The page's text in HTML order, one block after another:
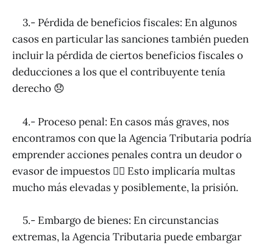
3.- Pérdida de beneficios fiscales: En algunos
casos en particular las sanciones también pueden
incluir la pérdida de ciertos beneficios fiscales o
deducciones a los que el contribuyente tenía
derecho 😞
4.- Proceso penal: En casos más graves, nos
encontramos con que la Agencia Tributaria podría
emprender acciones penales contra un deudor o
evasor de impuestos 👨‍⚖️ Esto implicaría multas
mucho más elevadas y posiblemente, la prisión.
5.- Embargo de bienes: En circunstancias
extremas, la Agencia Tributaria puede embargar